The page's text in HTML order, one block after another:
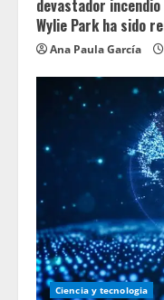
devastador
Wylie Park ha sido
Ana Paula García
Ciencia y tecnologia